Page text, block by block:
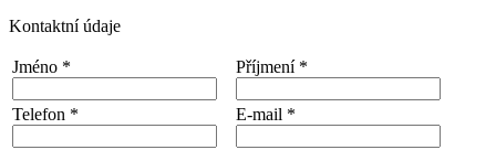
Kontaktní údaje
Jméno * Příjmení *
Telefon * E-mail *